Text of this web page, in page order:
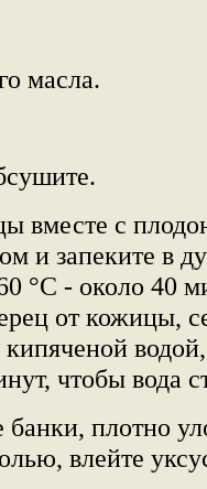
масла.
вместе с
и запеките в
°С - около 40
от кожицы,
чтобы вода
плотно
влейте